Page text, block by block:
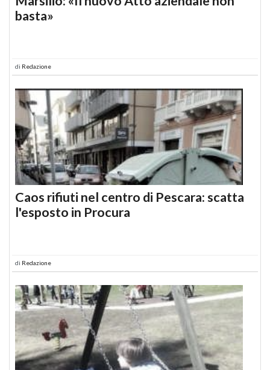
basta»
di Redazione
Caos rifiuti nel centro di Pescara: scatta
l'esposto in Procura
di Redazione